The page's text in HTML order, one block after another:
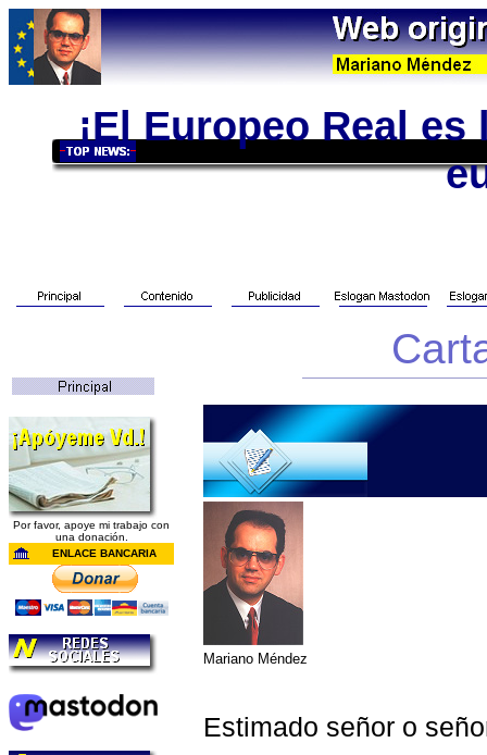
¡El Europeo Real
Por favor, apoye mi trabajo con
una donación.
ENLACE BANCARIA
Mariano Méndez
Estimado señor o